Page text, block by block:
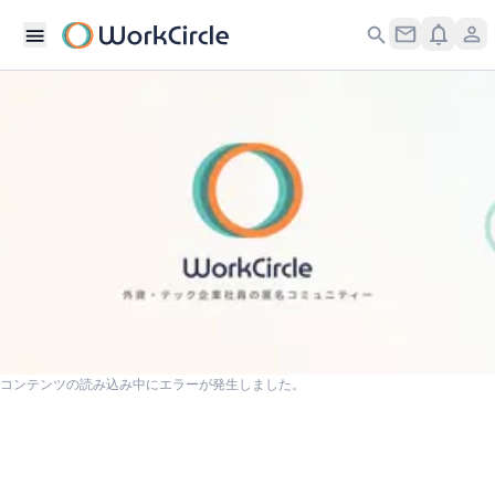
コンテンツの読み込み中にエラーが発生しました。